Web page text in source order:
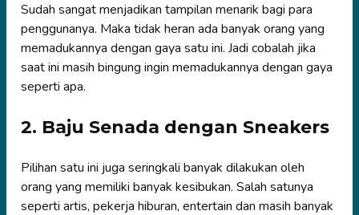
Sudah sangat menjadikan tampilan menarik bagi para
penggunanya. Maka tidak heran ada banyak orang yang
memadukannya dengan gaya satu ini. Jadi cobalah jika
saat ini masih bingung ingin memadukannya dengan gaya
seperti apa.
2. Baju Senada dengan Sneakers
Pilihan satu ini juga seringkali banyak dilakukan oleh
orang yang memiliki banyak kesibukan. Salah satunya
seperti artis, pekerja hiburan, entertain dan masih banyak